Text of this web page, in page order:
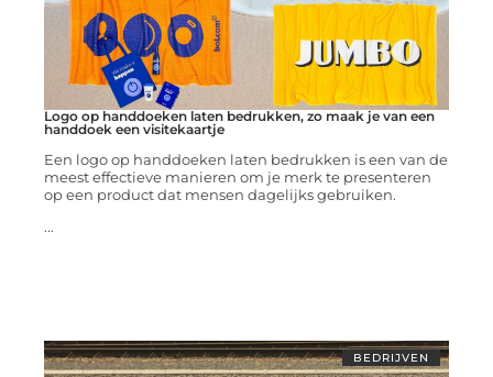
Logo op handdoeken laten bedrukken, zo maak je van een
handdoek een visitekaartje
Een logo op handdoeken laten bedrukken is een van de
meest effectieve manieren om je merk te presenteren
op een product dat mensen dagelijks gebruiken.
...
BEDRIJVEN